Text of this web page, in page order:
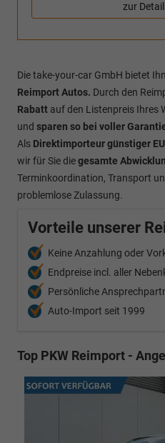
zur
Die take-your-car GmbH bietet
Reimport Autos. Durch den
Rabatt auf den Listenpreis Ihres
und sparen so bei voller
Als Direktimporteurgünstiger
wir für Sie diegesamte
Terminkoordination, Transport
problemlose Zulassung.
Vorteile unserer
Keine Anzahlung oder
Endpreise incl. aller
Persönliche
Auto-Import seit 1999
Top PKW Reimport -